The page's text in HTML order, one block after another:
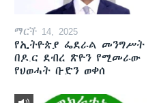
ማርች 14, 2025
የኢትዮጵያ ፌደራል መንግሥት
በዶ.ር ደብረ ጽዮን የሚመራው
የህወሓት ቡድን ወቀሰ